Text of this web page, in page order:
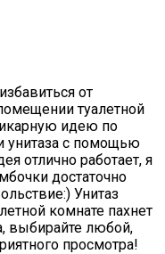
от
туалетной
идею по
унитаза с помощью
отлично работает, я
достаточно
Унитаз
комнате пахнет
выбирайте любой,
просмотра!